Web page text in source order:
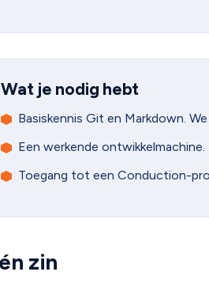
Wat je nodig hebt
Basiskennis Git en Markdown.
Een werkende
Toegang tot een Conduction-
zin